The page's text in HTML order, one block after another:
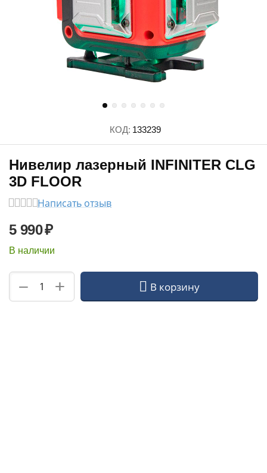
КОД: 133239
Нивелир лазерный INFINITER CLG
3D FLOOR
Написать отзыв
5 990₽
В наличии
+
− В корзину